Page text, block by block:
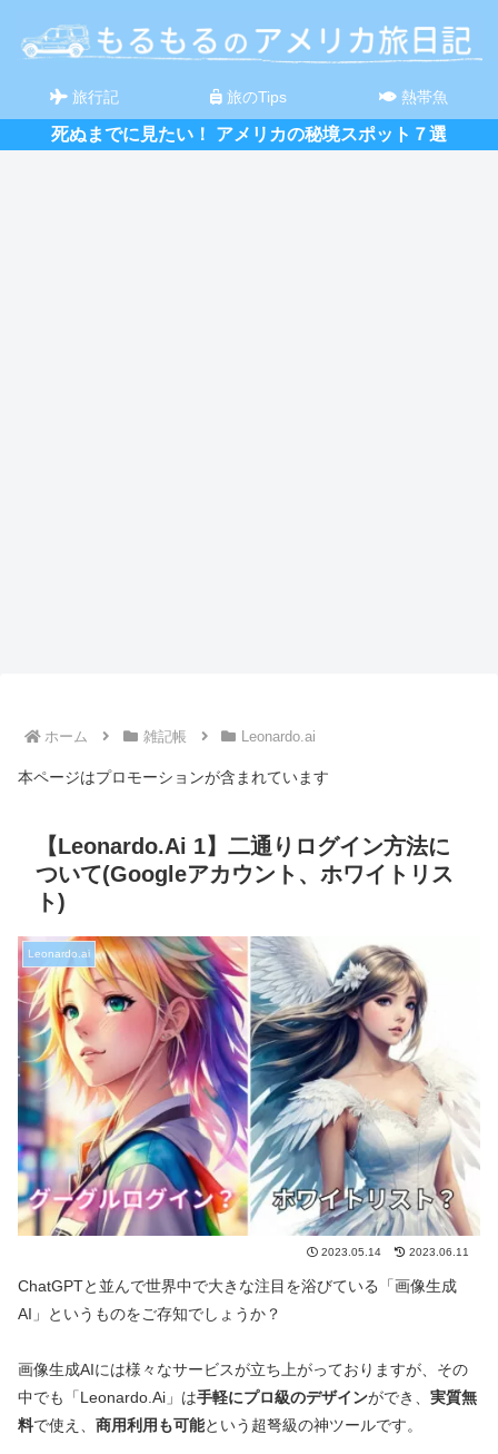
旅行記 旅のTips 熱帯魚
死ぬまでに見たい！ アメリカの秘境スポット７選
ホーム 雑記帳 Leonardo.ai
本ページはプロモーションが含まれています
【Leonardo.Ai 1】二通りログイン方法に
ついて(Googleアカウント、ホワイトリス
ト)
Leonardo.ai
2023.05.14 2023.06.11
ChatGPTと並んで世界中で大きな注目を浴びている「画像生成
AI」というものをご存知でしょうか？
画像生成AIには様々なサービスが立ち上がっておりますが、その
中でも「Leonardo.Ai」は手軽にプロ級のデザインができ、 実質無
料で使え、 商用利用も可能という超弩級の神ツールです。